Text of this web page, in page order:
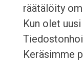
räätälöity
Kun olet
Keräsimme